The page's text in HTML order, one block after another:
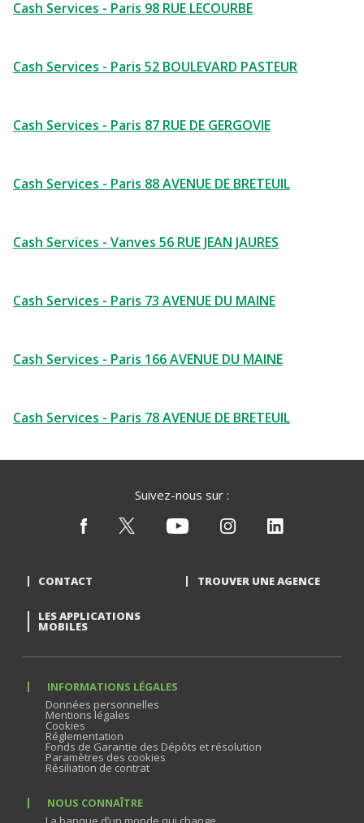
Cash Services - Paris 98 RUE LECOURBE
Cash Services - Paris 52 BOULEVARD PASTEUR
Cash Services - Paris 87 RUE DE GERGOVIE
Cash Services - Paris 88 AVENUE DE BRETEUIL
Cash Services - Vanves 56 RUE JEAN JAURES
Cash Services - Paris 73 AVENUE DU MAINE
Cash Services - Paris 166 AVENUE DU MAINE
Cash Services - Paris 78 AVENUE DE BRETEUIL
Suivez-nous sur :
CONTACT TROUVER UNE AGENCE
LES APPLICATIONS
MOBILES
INFORMATIONS LÉGALES
Données personnelles
Mentions légales
Cookies
Réglementation
Fonds de Garantie des Dépôts et résolution
Paramètres des cookies
Résiliation de contrat
NOUS CONNAÎTRE